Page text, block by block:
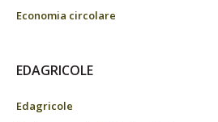
Economia circolare
EDAGRICOLE
Edagricole